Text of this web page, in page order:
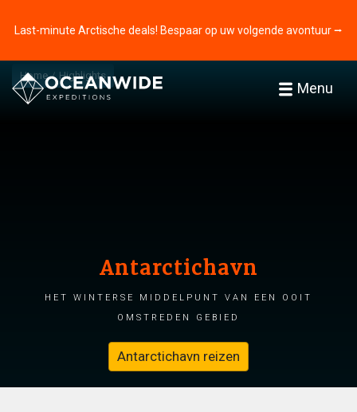
Last-minute Arctische deals! Bespaar op uw volgende avontuur ⭢
Menu
Home Highlights
Antarctichavn
Het winterse middelpunt van een ooit
omstreden gebied
Antarctichavn reizen